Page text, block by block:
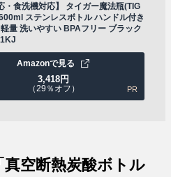
・食洗機対応】 タイガー魔法瓶(TIG
ステンレスボトル ハンドル付き
量 洗いやすい BPAフリー ブラック
3,418円
（29％オフ）
Amazonで見る
PR
空断熱炭酸ボトル